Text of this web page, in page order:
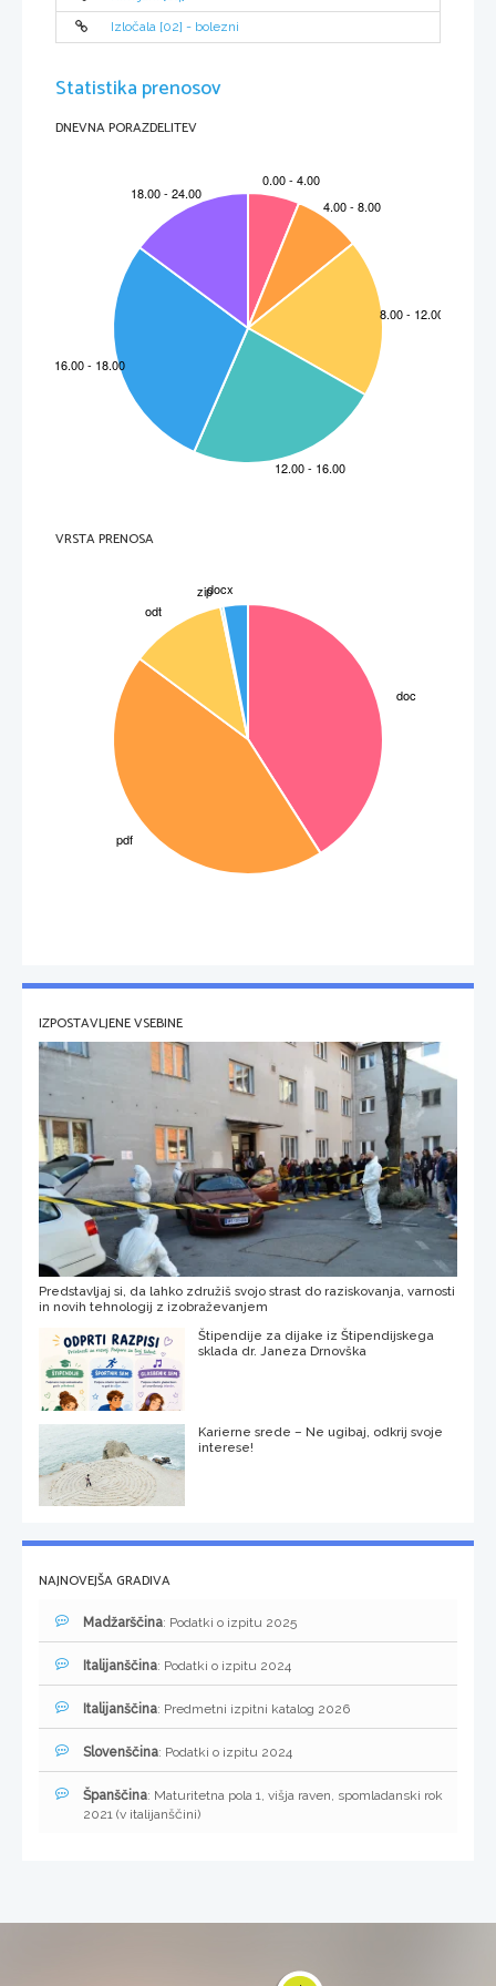
Slika 2: starejši heliocentrični sistem
Izločala [02] - bolezni
Statistika prenosov
DNEVNA PORAZDELITEV
VRSTA PRENOSA
IZPOSTAVLJENE VSEBINE
Predstavljaj si, da lahko združiš svojo strast do raziskovanja, varnosti
in novih tehnologij z izobraževanjem
Štipendije za dijake iz Štipendijskega
sklada dr. Janeza Drnovška
Karierne srede – Ne ugibaj, odkrij svoje
interese!
NAJNOVEJŠA GRADIVA
Madžarščina: Podatki o izpitu 2025
Italijanščina: Podatki o izpitu 2024
Italijanščina: Predmetni izpitni katalog 2026
Slovenščina: Podatki o izpitu 2024
Španščina: Maturitetna pola 1, višja raven, spomladanski rok
2021 (v italijanščini)